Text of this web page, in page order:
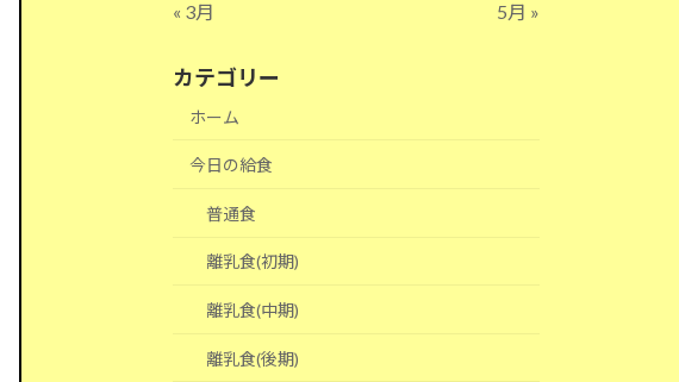
« 3月 5月 »
カテゴリー
ホーム
今日の給食
普通食
離乳食(初期)
離乳食(中期)
離乳食(後期)